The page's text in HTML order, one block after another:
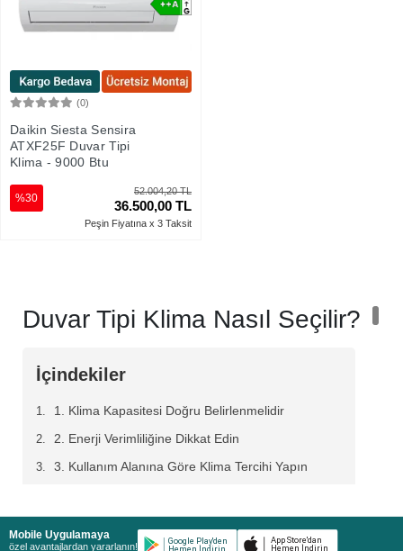
(0)
Daikin Siesta Sensira
ATXF25F Duvar Tipi
Klima - 9000 Btu
52.004,20 TL
36.500,00 TL
%30
Peşin Fiyatına x 3 Taksit
Duvar Tipi Klima Nasıl Seçilir?
İçindekiler
1. Klima Kapasitesi Doğru Belirlenmelidir
2. Enerji Verimliliğine Dikkat Edin
3. Kullanım Alanına Göre Klima Tercihi Yapın
Mobile Uygulamaya
özel avantajlardan yararlanın!